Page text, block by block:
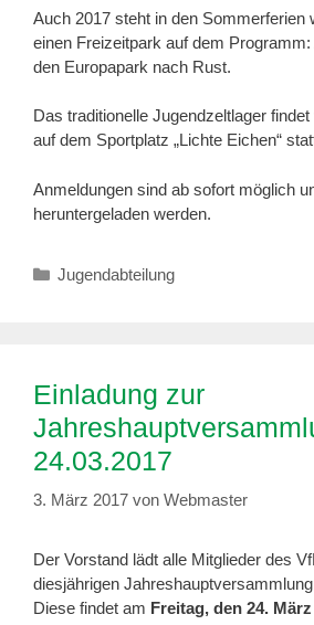
Auch 2017 steht in den Sommerferien
einen Freizeitpark auf dem
den Europapark nach Rust.
Das traditionelle Jugendzeltlager
auf dem Sportplatz „Lichte Eichen“
Anmeldungen sind ab sofort möglich
heruntergeladen werden.
Kategorien
Jugendabteilung
Einladung zur
24.03.2017
3. März 2017 von Webmaster
Der Vorstand lädt alle Mitglieder des
diesjährigen
Diese findet am Freitag, den 24.